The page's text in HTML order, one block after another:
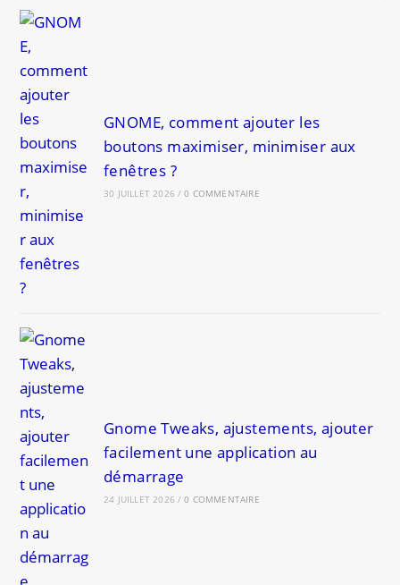
GNOME, comment ajouter les
boutons maximiser, minimiser aux
fenêtres ?
30 JUILLET 2026 / 0 COMMENTAIRE
Gnome Tweaks, ajustements, ajouter
facilement une application au
démarrage
24 JUILLET 2026 / 0 COMMENTAIRE